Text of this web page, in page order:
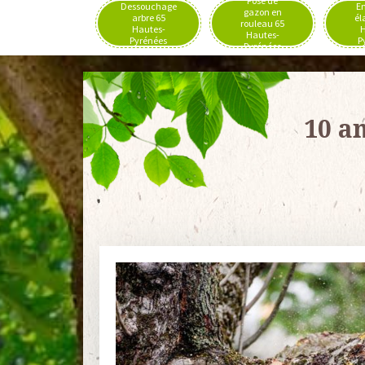
Dessouchage
arbre 65
Hautes-
Pyrénées
gazon en
rouleau 65
Hautes-
Pyrénées
10